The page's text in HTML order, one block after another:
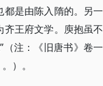
是由陈入隋的。另
王府文学。庾抱虽
（注：《旧唐书》
）。